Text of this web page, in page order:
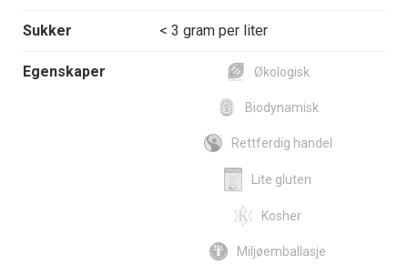
Sukker < 3 gram per liter
Egenskaper Økologisk
Biodynamisk
Rettferdig handel
Lite gluten
Kosher
Miljøemballasje